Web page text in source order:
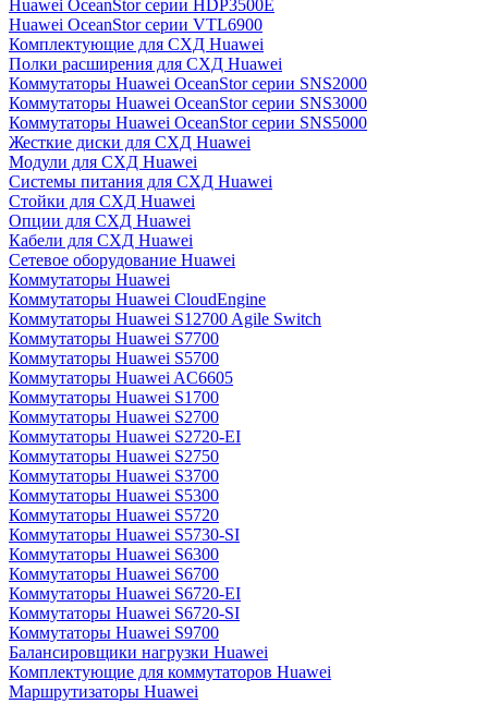
Huawei OceanStor серии HDP3500E
Huawei OceanStor серии VTL6900
Комплектующие для СХД Huawei
Полки расширения для СХД Huawei
Коммутаторы Huawei OceanStor серии SNS2000
Коммутаторы Huawei OceanStor серии SNS3000
Коммутаторы Huawei OceanStor серии SNS5000
Жесткие диски для СХД Huawei
Модули для СХД Huawei
Системы питания для СХД Huawei
Стойки для СХД Huawei
Опции для СХД Huawei
Кабели для СХД Huawei
Сетевое оборудование Huawei
Коммутаторы Huawei
Коммутаторы Huawei CloudEngine
Коммутаторы Huawei S12700 Agile Switch
Коммутаторы Huawei S7700
Коммутаторы Huawei S5700
Коммутаторы Huawei AC6605
Коммутаторы Huawei S1700
Коммутаторы Huawei S2700
Коммутаторы Huawei S2720-EI
Коммутаторы Huawei S2750
Коммутаторы Huawei S3700
Коммутаторы Huawei S5300
Коммутаторы Huawei S5720
Коммутаторы Huawei S5730-SI
Коммутаторы Huawei S6300
Коммутаторы Huawei S6700
Коммутаторы Huawei S6720-EI
Коммутаторы Huawei S6720-SI
Коммутаторы Huawei S9700
Балансировщики нагрузки Huawei
Комплектующие для коммутаторов Huawei
Маршрутизаторы Huawei